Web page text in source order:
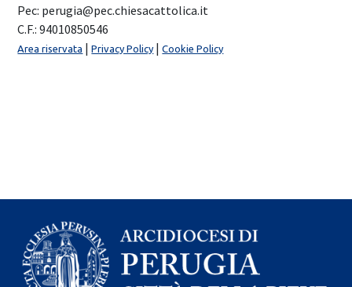
Pec: perugia@pec.chiesacattolica.it
C.F.: 94010850546
Area riservata |Privacy Policy |Cookie Policy